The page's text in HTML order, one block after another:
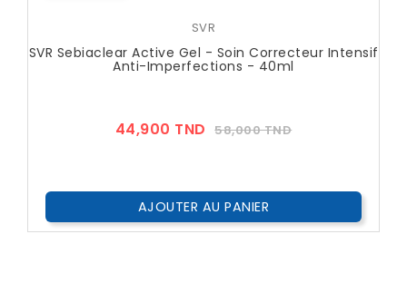
SVR
SVR Sebiaclear Active Gel - Soin Correcteur Intensif
Anti-Imperfections - 40ml
44,900 TND Prix
58,000 TNDPrix
AJOUTER AU PANIER